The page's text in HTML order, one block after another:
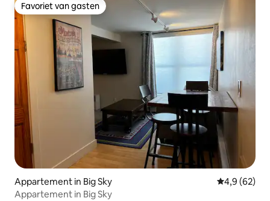
Favoriet van gasten
Favoriet van gasten
Appartement in Big Sky Gemiddelde
4,9 (62)
Appartement in Big Sky